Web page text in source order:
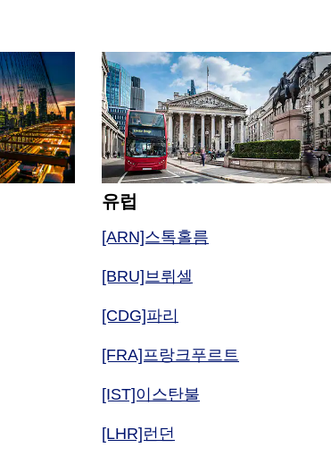
유럽
[ARN]스톡홀름
[BRU]브뤼셀
[CDG]파리
[FRA]프랑크푸르트
[IST]이스탄불
[LHR]런던